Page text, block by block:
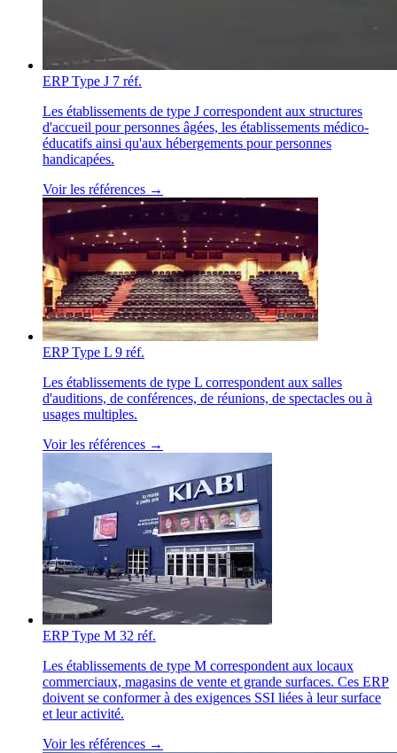
ERP Type J 7 réf.
Les établissements de type J correspondent aux structures
d'accueil pour personnes âgées, les établissements médico-
éducatifs ainsi qu'aux hébergements pour personnes
handicapées.
Voir les références →
ERP Type L 9 réf.
Les établissements de type L correspondent aux salles
d'auditions, de conférences, de réunions, de spectacles ou à
usages multiples.
Voir les références →
ERP Type M 32 réf.
Les établissements de type M correspondent aux locaux
commerciaux, magasins de vente et grande surfaces. Ces ERP
doivent se conformer à des exigences SSI liées à leur surface
et leur activité.
Voir les références →